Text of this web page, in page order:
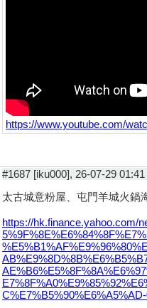
https://www.youtube.com/
#1687 [iku000], 26-07-29 01:41
太古城意粉屋、屯門羊城火鍋
https://hk.finance.yahoo.com/